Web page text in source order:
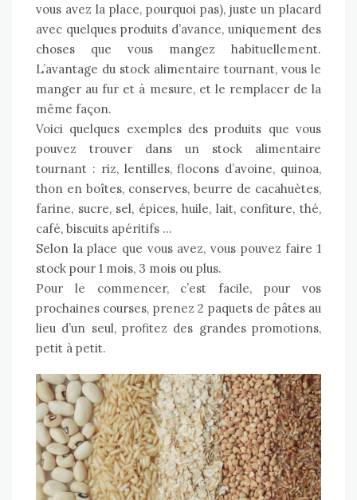
vous avez la place, pourquoi pas), juste un placard
avec quelques produits d’avance, uniquement des
choses que vous mangez habituellement.
L’avantage du stock alimentaire tournant, vous le
manger au fur et à mesure, et le remplacer de la
même façon.
Voici quelques exemples des produits que vous
pouvez trouver dans un stock alimentaire
tournant : riz, lentilles, flocons d’avoine, quinoa,
thon en boîtes, conserves, beurre de cacahuètes,
farine, sucre, sel, épices, huile, lait, confiture, thé,
café, biscuits apéritifs …
Selon la place que vous avez, vous pouvez faire 1
stock pour 1 mois, 3 mois ou plus.
Pour le commencer, c’est facile, pour vos
prochaines courses, prenez 2 paquets de pâtes au
lieu d’un seul, profitez des grandes promotions,
petit à petit.